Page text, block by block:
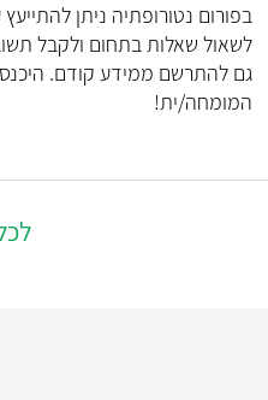
בפורום נטורופתיה ניתן
לשאול שאלות בתחום ולקבל
גם להתרשם ממידע קודם.
המומחה/ית!